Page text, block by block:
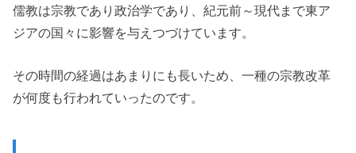
儒教は宗教であり政治学であり、紀元前～現代まで東ア
ジアの国々に影響を与えつづけています。
その時間の経過はあまりにも長いため、一種の宗教改革
が何度も行われていったのです。